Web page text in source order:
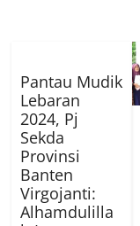
Pantau Mudik
Lebaran
2024, Pj
Sekda
Provinsi
Banten
Virgojanti:
Alhamdulilla